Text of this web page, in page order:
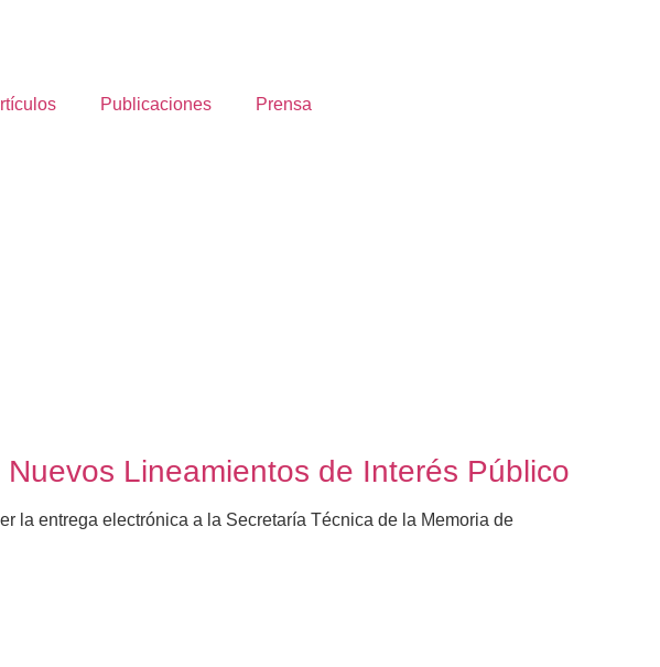
Publicaciones Prensa
Lineamientos de Interés Público
la entrega electrónica a la Secretaría Técnica de la Memoria de